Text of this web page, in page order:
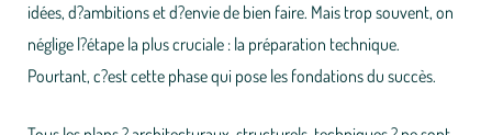
idées, d?ambitions et d?envie de bien faire. Mais trop souvent, on
néglige l?étape la plus cruciale : la préparation technique.
Pourtant, c?est cette phase qui pose les fondations du succès.